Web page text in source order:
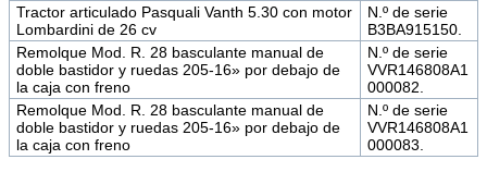
Tractor articulado Pasquali Vanth 5.30 con motor
Lombardini de 26 cv
N.º de serie
B3BA915150.
Remolque Mod. R. 28 basculante manual de
doble bastidor y ruedas 205-16» por debajo de
la caja con freno
N.º de serie
VVR146808A1
000082.
Remolque Mod. R. 28 basculante manual de
doble bastidor y ruedas 205-16» por debajo de
la caja con freno
N.º de serie
VVR146808A1
000083.